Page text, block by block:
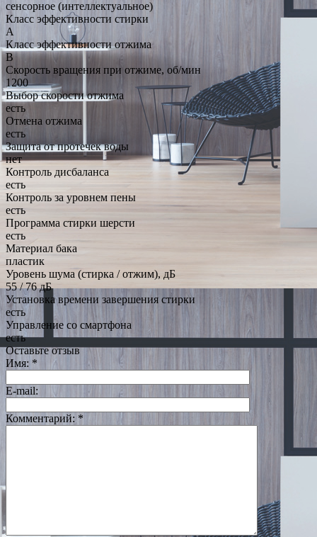
сенсорное (интеллектуальное)
Класс эффективности стирки
A
Класс эффективности отжима
B
Скорость вращения при отжиме, об/мин
1200
Выбор скорости отжима
есть
Отмена отжима
есть
Защита от протечек воды
нет
Контроль дисбаланса
есть
Контроль за уровнем пены
есть
Программа стирки шерсти
есть
Материал бака
пластик
Уровень шума (стирка / отжим), дБ
55 / 76 дБ
Установка времени завершения стирки
есть
Управление со смартфона
есть
Оставьте отзыв
Имя: *
E-mail:
Комментарий: *